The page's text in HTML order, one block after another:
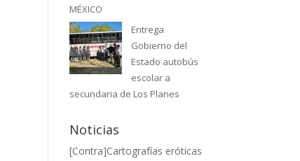
MÉXICO
Entrega
Gobierno del
Estado autobús
escolar a
secundaria de Los Planes
Noticias
[Contra]Cartografías eróticas